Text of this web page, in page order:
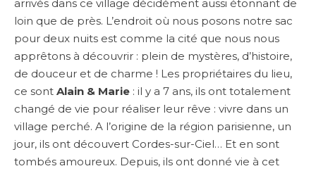
arrivés dans ce village décidément aussi étonnant de
loin que de près. L’endroit où nous posons notre sac
pour deux nuits est comme la cité que nous nous
apprêtons à découvrir : plein de mystères, d’histoire,
de douceur et de charme ! Les propriétaires du lieu,
ce sont Alain & Marie : il y a 7 ans, ils ont totalement
changé de vie pour réaliser leur rêve : vivre dans un
village perché. A l’origine de la région parisienne, un
jour, ils ont découvert Cordes-sur-Ciel… Et en sont
tombés amoureux. Depuis, ils ont donné vie à cet